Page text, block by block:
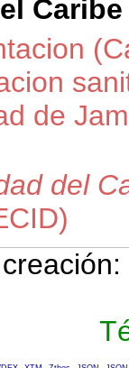
Caribe
de
del